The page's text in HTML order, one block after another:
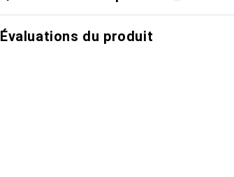
Évaluations du produit